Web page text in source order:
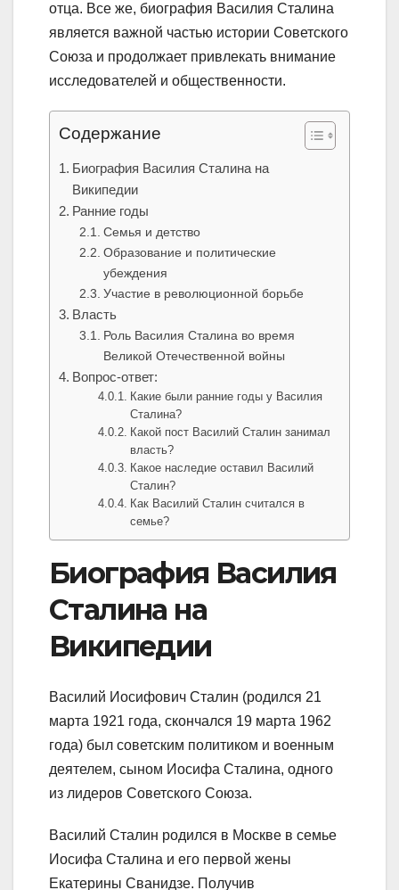
отца. Все же, биография Василия Сталина
является важной частью истории Советского
Союза и продолжает привлекать внимание
исследователей и общественности.
Содержание
Биография Василия Сталина на
Википедии
Ранние годы
Семья и детство
Образование и политические
убеждения
Участие в революционной борьбе
Власть
Роль Василия Сталина во время
Великой Отечественной войны
Вопрос-ответ:
Какие были ранние годы у Василия
Сталина?
Какой пост Василий Сталин занимал
власть?
Какое наследие оставил Василий
Сталин?
Как Василий Сталин считался в
семье?
Биография Василия
Сталина на
Википедии
Василий Иосифович Сталин (родился 21
марта 1921 года, скончался 19 марта 1962
года) был советским политиком и военным
деятелем, сыном Иосифа Сталина, одного
из лидеров Советского Союза.
Василий Сталин родился в Москве в семье
Иосифа Сталина и его первой жены
Екатерины Сванидзе. Получив